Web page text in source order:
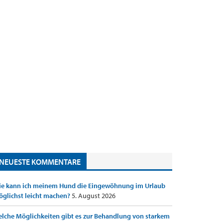
NEUESTE KOMMENTARE
kann ich meinem Hund die Eingewöhnung im Urlaub
leicht machen?5. August 2026
Möglichkeiten gibt es zur Behandlung von starkem